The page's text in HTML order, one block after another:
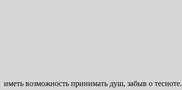
иметь возможность принимать душ, забыв о тесноте.